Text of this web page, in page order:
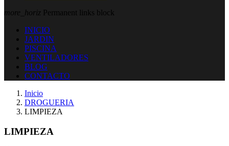
more_horiz Permanent links block
INICIO
JARDIN
PISCINA
VENTILADORES
BLOG
CONTACTO
Inicio
DROGUERIA
LIMPIEZA
LIMPIEZA